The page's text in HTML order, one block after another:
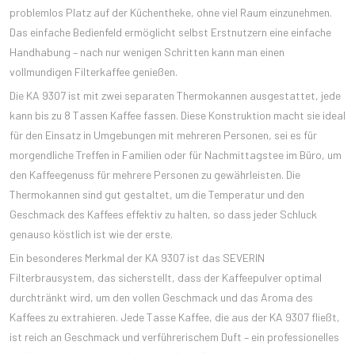
problemlos Platz auf der Küchentheke, ohne viel Raum einzunehmen.
Das einfache Bedienfeld ermöglicht selbst Erstnutzern eine einfache
Handhabung – nach nur wenigen Schritten kann man einen
vollmundigen Filterkaffee genießen.
Die KA 9307 ist mit zwei separaten Thermokannen ausgestattet, jede
kann bis zu 8 Tassen Kaffee fassen. Diese Konstruktion macht sie ideal
für den Einsatz in Umgebungen mit mehreren Personen, sei es für
morgendliche Treffen in Familien oder für Nachmittagstee im Büro, um
den Kaffeegenuss für mehrere Personen zu gewährleisten. Die
Thermokannen sind gut gestaltet, um die Temperatur und den
Geschmack des Kaffees effektiv zu halten, so dass jeder Schluck
genauso köstlich ist wie der erste.
Ein besonderes Merkmal der KA 9307 ist das SEVERIN
Filterbrausystem, das sicherstellt, dass der Kaffeepulver optimal
durchtränkt wird, um den vollen Geschmack und das Aroma des
Kaffees zu extrahieren. Jede Tasse Kaffee, die aus der KA 9307 fließt,
ist reich an Geschmack und verführerischem Duft – ein professionelles